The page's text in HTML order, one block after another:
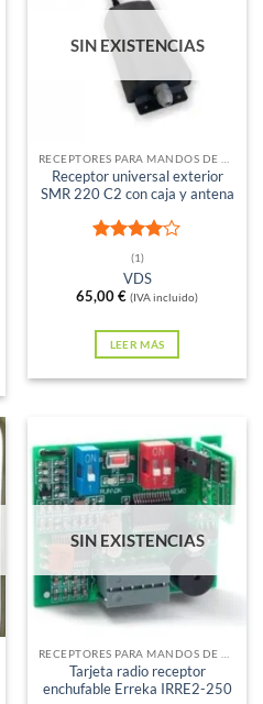
SIN EXISTENCIAS
Receptor universal exterior
SMR 220 C2 con caja y antena
Valorado
con4de
5
(1)
VDS
65,00€ (IVA incluido)
LEER MÁS
SIN EXISTENCIAS
Tarjeta radio receptor
enchufable Erreka IRRE2-250